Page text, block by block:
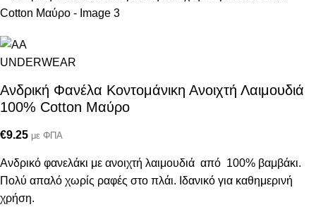
Ανδρική Φανέλα Κοντομάνικη Ανοιχτή Λαιμουδιά
100% Cotton Μαύρο
€9.25 με ΦΠΑ
Ανδρικό φανελάκι με ανοιχτή λαιμουδιά από 100% βαμβάκι.
Πολύ απαλό χωρίς ραφές στο πλάι. Ιδανικό για καθημερινή
χρήση.